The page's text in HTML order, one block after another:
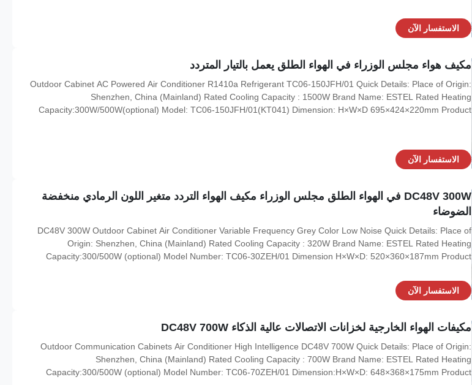
الاستفسار الآن
مكيف هواء مجلس الوزراء في الهواء الطلق يعمل بالتيار المتردد
Outdoor Cabinet AC Powered Air Conditioner R1410a Refrigerant TC06-150JFH/01 Quick Details: Place of Origin:
Shenzhen, China (Mainland) Rated Cooling Capacity : 1500W Brand Name: ESTEL Rated Heating
Capacity:300W/500W(optional) Model: TC06-150JFH/01(KT041) Dimension: H×W×D 695×424×220mm Product
الاستفسار الآن
DC48V 300W في الهواء الطلق مجلس الوزراء مكيف الهواء التردد متغير اللون الرمادي منخفضة
الضوضاء
DC48V 300W Outdoor Cabinet Air Conditioner Variable Frequency Grey Color Low Noise Quick Details: Place of
Origin: Shenzhen, China (Mainland) Rated Cooling Capacity : 320W Brand Name: ESTEL Rated Heating
Capacity:300/500W (optional) Model Number: TC06-30ZEH/01 Dimension H×W×D: 520×360×187mm Product
CE, 3C, FCC, TLC Rated Input Current: 2.6A Cover: include outer cover
الاستفسار الآن
مكيفات الهواء الخارجية لخزانات الاتصالات عالية الذكاء DC48V 700W
Outdoor Communication Cabinets Air Conditioner High Intelligence DC48V 700W Quick Details: Place of Origin:
Shenzhen, China (Mainland) Rated Cooling Capacity : 700W Brand Name: ESTEL Rated Heating
Capacity:300/500W (optional) Model Number: TC06-70ZEH/01 Dimension:H×W×D: 648×368×175mm Product